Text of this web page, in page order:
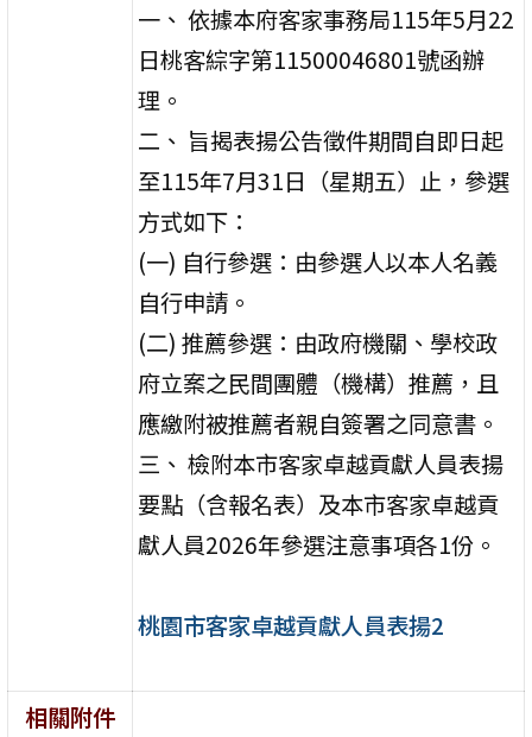
一、 依據本府客家事務局115年5月22
日桃客綜字第11500046801號函辦
理。
二、 旨揭表揚公告徵件期間自即日起
至115年7月31日（星期五）止，參選
方式如下：
(一) 自行參選：由參選人以本人名義
自行申請。
(二) 推薦參選：由政府機關、學校政
府立案之民間團體（機構）推薦，且
應繳附被推薦者親自簽署之同意書。
三、 檢附本市客家卓越貢獻人員表揚
要點（含報名表）及本市客家卓越貢
獻人員2026年參選注意事項各1份。
桃園市客家卓越貢獻人員表揚2
相關附件